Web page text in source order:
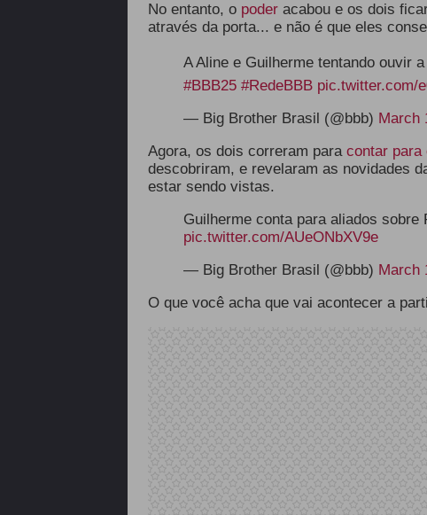
No entanto, o poderacabou e os dois
através da porta... e não é que eles
A Aline e Guilherme tentando
#BBB25 #RedeBBB pic.twitter.com/
— Big Brother Brasil (@bbb) March
Agora, os dois correram para contar para
descobriram, e revelaram as novidades
estar sendo vistas.
Guilherme conta para aliados sobre
pic.twitter.com/AUeONbXV9e
— Big Brother Brasil (@bbb) March
O que você acha que vai acontecer a